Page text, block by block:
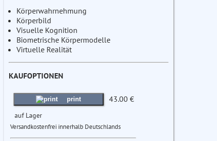
Körperwahrnehmung
Körperbild
Visuelle Kognition
Biometrische Körpermodelle
Virtuelle Realität
KAUFOPTIONEN
print 43.00 €
auf Lager
Versandkostenfrei innerhalb Deutschlands